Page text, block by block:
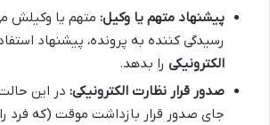
پیشنهاد متهم یا وکیل: متهم یا وکیلش
رسیدگی کننده به پرونده، پیشنهاد
الکترونیکی را بدهد.
صدور قرار نظارت الکترونیکی: در این
جای صدور قرار بازداشت موقت (که فرد